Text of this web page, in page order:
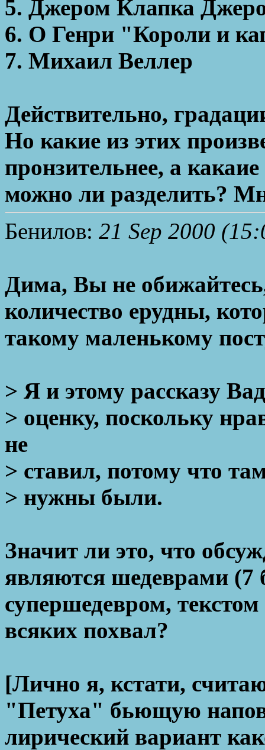
5. Джером Клапка
6. О Генри "Короли и
7. Михаил Веллер
Действительно,
Но какие из этих
пронзительнее, а какаие
можно ли разделить?
Бенилов: 21 Sep 2000
Дима, Вы не
количество ерудны,
такому маленькому
> Я и этому рассказу
> оценку, поскольку
не
> ставил, потому что
> нужны были.
Значит ли это, что
являются шедеврами
супершедевром,
всяких похвал?
[Лично я, кстати,
"Петуха" бьющую
лирический вариант